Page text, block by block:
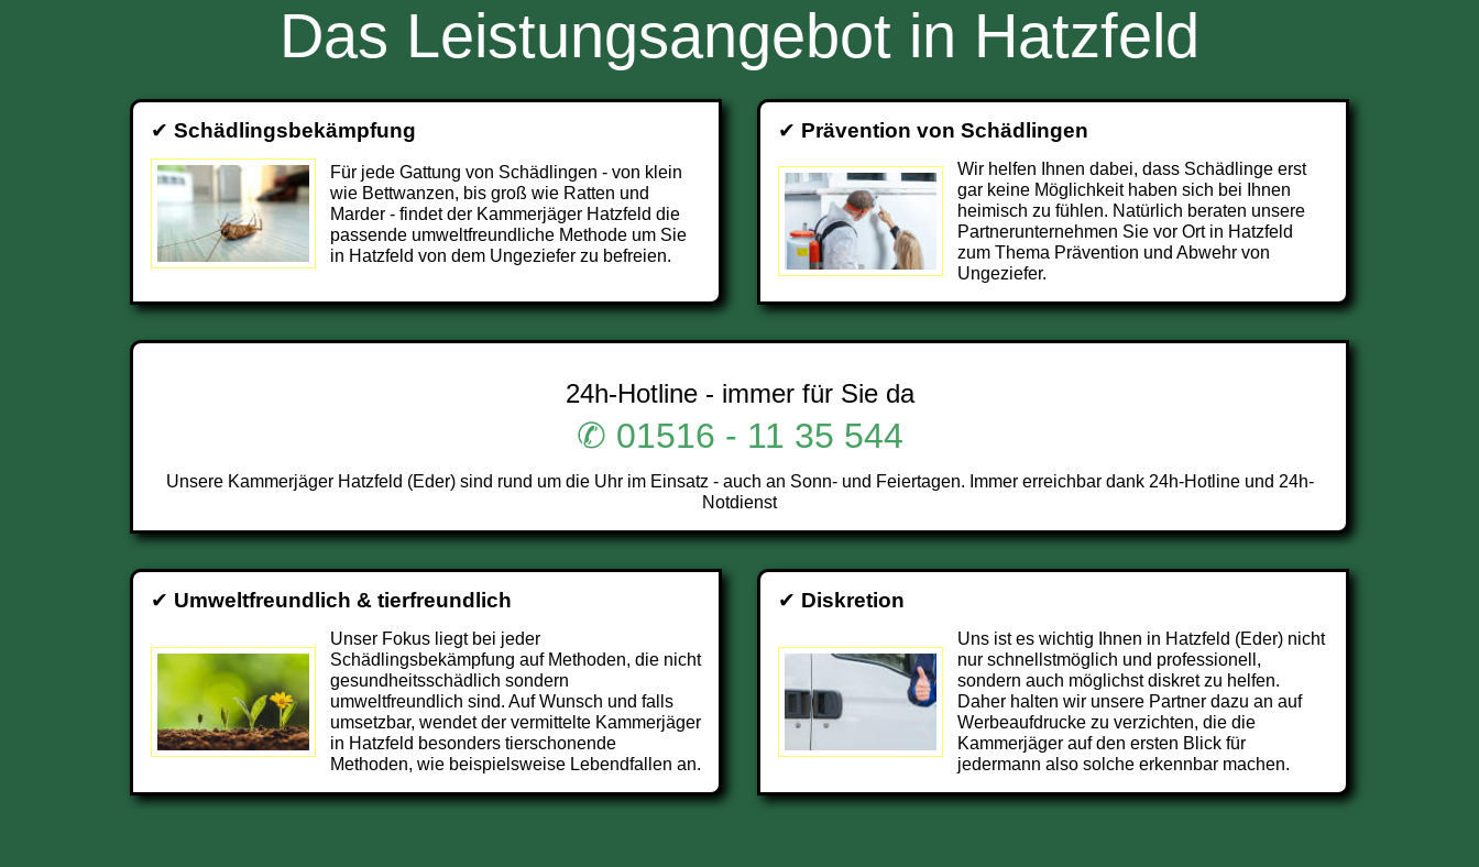
Das Leistungsangebot in Hatzfeld
✔ Schädlingsbekämpfung
Für jede Gattung von Schädlingen - von klein
wie Bettwanzen, bis groß wie Ratten und
Marder - findet der Kammerjäger Hatzfeld die
passende umweltfreundliche Methode um Sie
in Hatzfeld von dem Ungeziefer zu befreien.
✔ Prävention von Schädlingen
Wir helfen Ihnen dabei, dass Schädlinge erst
gar keine Möglichkeit haben sich bei Ihnen
heimisch zu fühlen. Natürlich beraten unsere
Partnerunternehmen Sie vor Ort in Hatzfeld
zum Thema Prävention und Abwehr von
Ungeziefer.
24h-Hotline - immer für Sie da
✆ 01516 - 11 35 544
Unsere Kammerjäger Hatzfeld (Eder) sind rund um die Uhr im Einsatz - auch an Sonn- und Feiertagen. Immer erreichbar dank 24h-Hotline und 24h-
Notdienst
✔ Umweltfreundlich & tierfreundlich
Unser Fokus liegt bei jeder
Schädlingsbekämpfung auf Methoden, die nicht
gesundheitsschädlich sondern
umweltfreundlich sind. Auf Wunsch und falls
umsetzbar, wendet der vermittelte Kammerjäger
in Hatzfeld besonders tierschonende
Methoden, wie beispielsweise Lebendfallen an.
✔ Diskretion
Uns ist es wichtig Ihnen in Hatzfeld (Eder) nicht
nur schnellstmöglich und professionell,
sondern auch möglichst diskret zu helfen.
Daher halten wir unsere Partner dazu an auf
Werbeaufdrucke zu verzichten, die die
Kammerjäger auf den ersten Blick für
jedermann also solche erkennbar machen.